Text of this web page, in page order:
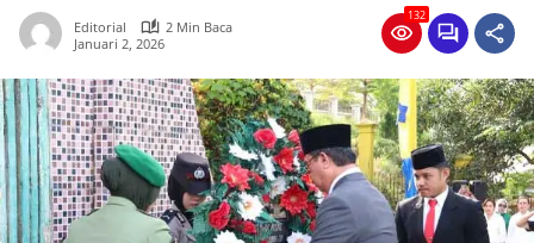
Editorial
2 Min Baca
Januari 2, 2026
132